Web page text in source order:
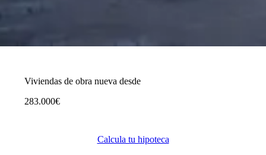
Viviendas de obra nueva desde
283.000€
Calcula tu hipoteca